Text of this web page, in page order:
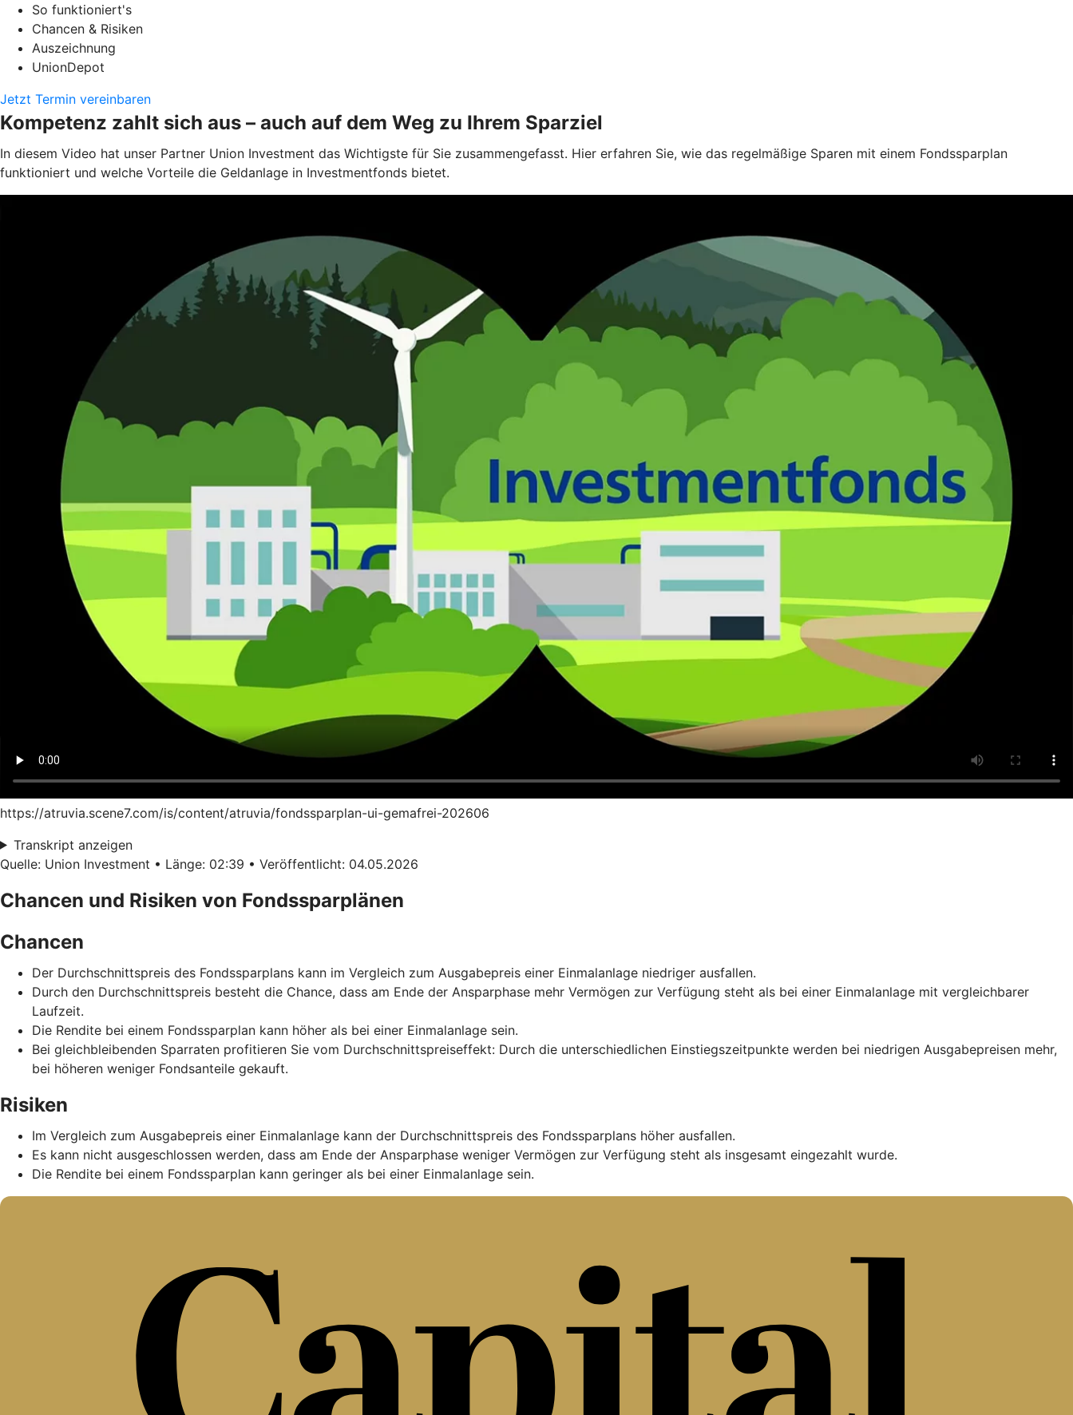
So funktioniert's
Chancen & Risiken
Auszeichnung
UnionDepot
Jetzt Termin vereinbaren
Kompetenz zahlt sich aus – auch auf dem Weg zu Ihrem Sparziel
In diesem Video hat unser Partner Union Investment das Wichtigste für Sie zusammengefasst. Hier erfahren Sie, wie das regelmäßige Sparen mit einem Fondssparplan
funktioniert und welche Vorteile die Geldanlage in Investmentfonds bietet.
https://atruvia.scene7.com/is/content/atruvia/fondssparplan-ui-gemafrei-202606
Transkript anzeigen
Quelle: Union Investment • Länge: 02:39 • Veröffentlicht: 04.05.2026
Chancen und Risiken von Fondssparplänen
Chancen
Der Durchschnittspreis des Fondssparplans kann im Vergleich zum Ausgabepreis einer Einmalanlage niedriger ausfallen.
Durch den Durchschnittspreis besteht die Chance, dass am Ende der Ansparphase mehr Vermögen zur Verfügung steht als bei einer Einmalanlage mit vergleichbarer
Laufzeit.
Die Rendite bei einem Fondssparplan kann höher als bei einer Einmalanlage sein.
Bei gleichbleibenden Sparraten profitieren Sie vom Durchschnittspreiseffekt: Durch die unterschiedlichen Einstiegszeitpunkte werden bei niedrigen Ausgabepreisen mehr,
bei höheren weniger Fondsanteile gekauft.
Risiken
Im Vergleich zum Ausgabepreis einer Einmalanlage kann der Durchschnittspreis des Fondssparplans höher ausfallen.
Es kann nicht ausgeschlossen werden, dass am Ende der Ansparphase weniger Vermögen zur Verfügung steht als insgesamt eingezahlt wurde.
Die Rendite bei einem Fondssparplan kann geringer als bei einer Einmalanlage sein.